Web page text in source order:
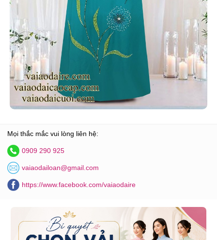
Mọi thắc mắc vui lòng liên hệ:
0909 290 925
vaiaodailoan@gmail.com
https://www.facebook.com/vaiaodaire